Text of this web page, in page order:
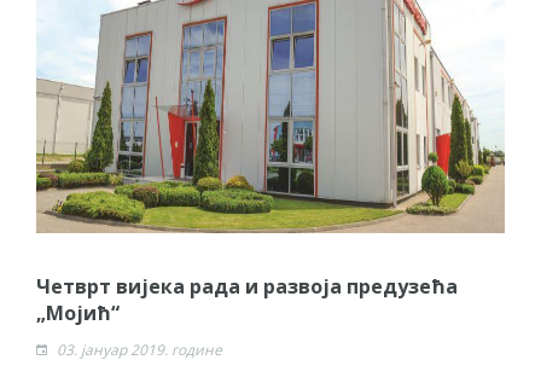
Четврт вијека рада и развоја предузећа
„Мојић“
03. јануар 2019. године